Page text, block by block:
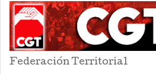
Federación Territorial